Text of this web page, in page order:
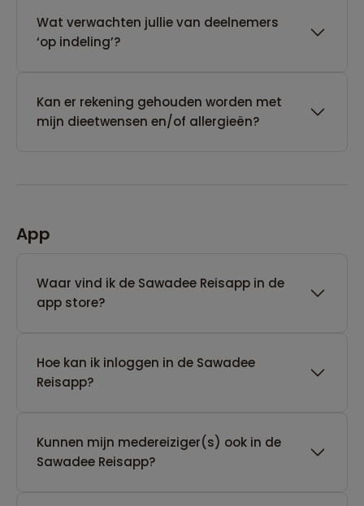
Wat verwachten jullie van deelnemers
‘op indeling’?
Kan er rekening gehouden worden met
mijn dieetwensen en/of allergieën?
App
Waar vind ik de Sawadee Reisapp in de
app store?
Hoe kan ik inloggen in de Sawadee
Reisapp?
Kunnen mijn medereiziger(s) ook in de
Sawadee Reisapp?